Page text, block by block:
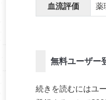
血流評価 薬
無料ユーザー
続きを読むにはユ